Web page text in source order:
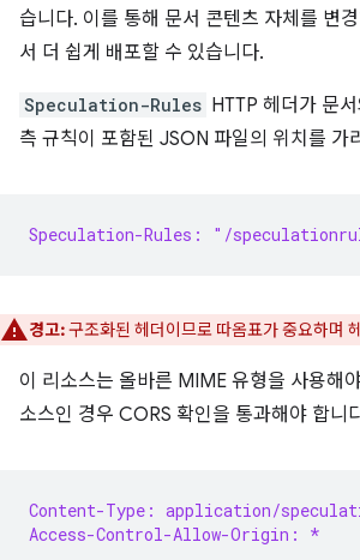
습니다. 이를 통해 문서 콘텐츠 자체를 변
서 더 쉽게 배포할 수 있습니다.
Speculation-Rules HTTP 헤더가 문
측 규칙이 포함된 JSON 파일의 위치를 가
Speculation-Rules: "/
경고:구조화된 헤더이므로 따옴표가 중요하며
이 리소스는 올바른 MIME 유형을 사용해
소스인 경우 CORS 확인을 통과해야 합니
Content-Type: application/
Access-Control-Allow-Origin: *